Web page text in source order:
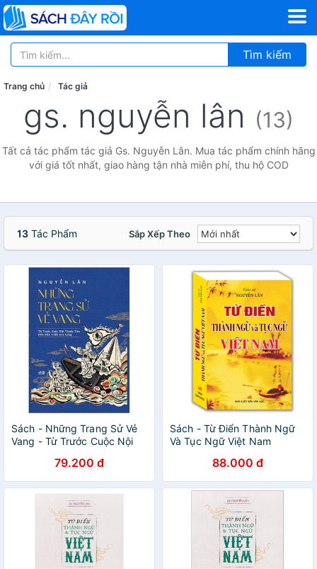
Tìm kiếm
Trang chủ Tác giả
gs. nguyễn lân (13)
Tất cả tác phẩm tác giả Gs. Nguyễn Lân. Mua tác phẩm chính hãng
với giá tốt nhất, giao hàng tận nhà miễn phí, thu hộ COD
13 Tác Phẩm Sắp Xếp Theo
Sách - Những Trang Sử Vẻ
Vang - Từ Trước Cuộc Nội
79.200 đ
Sách - Từ Điển Thành Ngữ
Và Tục Ngữ Việt Nam
88.000 đ